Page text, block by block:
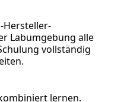
Hersteller-
Labumgebung alle
vollständig
lernen.